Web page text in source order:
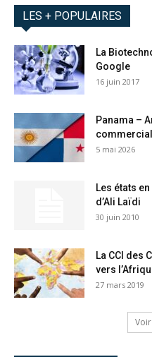
LES + POPULAIRES
La
Google
16 juin 2017
Panama –
5 mai 2026
Les états
d’Ali Laïdi
30 juin 2010
La CCI des
vers
27 mars 2019